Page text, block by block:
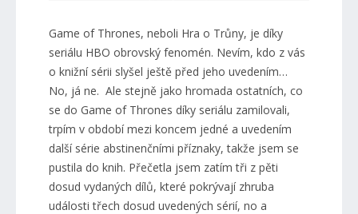
Game of Thrones, neboli Hra o Trůny, je díky
seriálu HBO obrovský fenomén. Nevím, kdo z vás
o knižní sérii slyšel ještě před jeho uvedením…
No, já ne. Ale stejně jako hromada ostatních, co
se do Game of Thrones díky seriálu zamilovali,
trpím v období mezi koncem jedné a uvedením
další série abstinenčními příznaky, takže jsem se
pustila do knih. Přečetla jsem zatím tři z pěti
dosud vydaných dílů, které pokrývají zhruba
události třech dosud uvedených sérií, no a